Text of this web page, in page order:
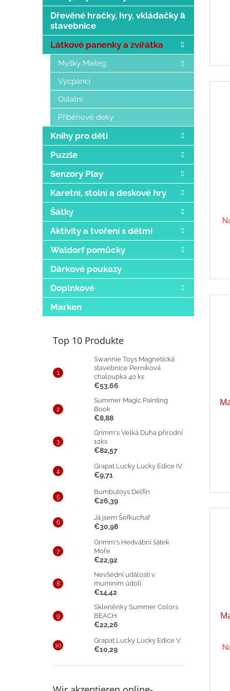
Dřevěné hračky, hry, vkládačky a
stavebnice
Látkové panenky a zvířátka
Myšky Maileg
Vycpánci
Ostatní
Příběhové deky
Knihy pro děti
Puzzle
Senzory Play
Karetní, stolní a deskové hry
Šátky
Aktivity a tvoření s dětmi
Waldorf pomůcky
Dárkové poukazy
Doplnkové
Marken
Top 10 Produkte
Swannie Toys Magnetická
stavebnice Perníková
chaloupka 40 ks
€53,66
Summer Magic Painting
Book
€8,88
Grimm's Velká Duha přírodní
12ks
€82,57
Grapat Lucky Lucky Edice IV.
€9,71
Bumbutoys Delfín
€26,39
Já jsem Šefkuchař
€30,98
Grimm's Hedvábní šátek
Moře
€22,92
Nevšední události v
muminím údolí
€14,42
Skleněnky Summer Colors
BEACH
€22,26
Grapat Lucky Lucky Edice V.
€10,29